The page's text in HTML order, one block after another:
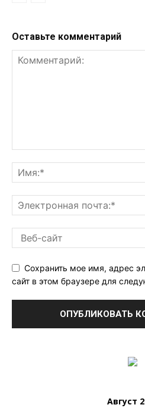
Оставьте комментарий
Сохранить мое имя, адрес
сайт в этом браузере для
Август